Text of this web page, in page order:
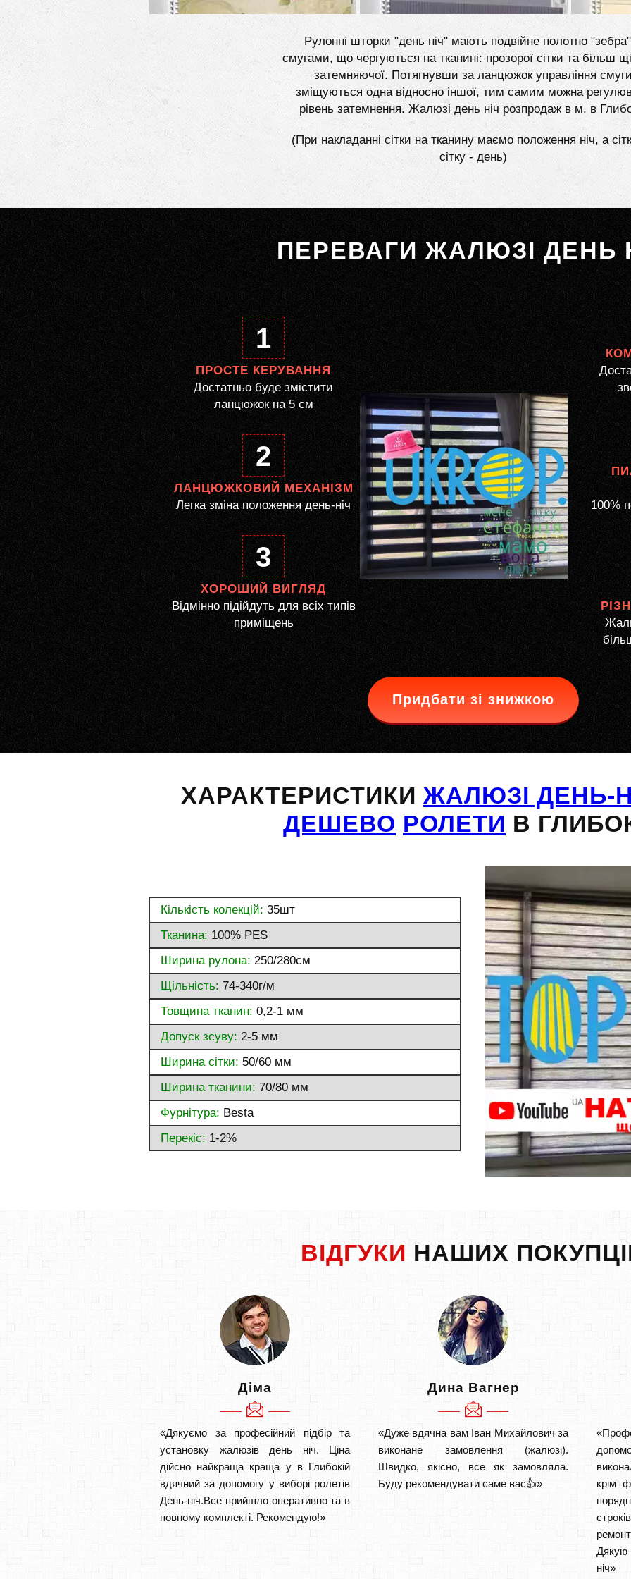
Рулонні шторки "день ніч" мають подвійне полотно "зебра"
смугами, що чергуються на тканині: прозорої сітки та більш
затемняючої. Потягнувши за ланцюжок управління
зміщуються одна відносно іншої, тим самим можна
рівень затемнення. Жалюзі день ніч розпродаж в м. в
(При накладанні сітки на тканину маємо положення ніч, а
сітку - день)
ПЕРЕВАГИ ЖАЛЮЗІ ДЕНЬ
1
ПРОСТЕ КЕРУВАННЯ
Достатньо буде змістити
ланцюжок на 5 см
2
ЛАНЦЮЖКОВИЙ МЕХАНІЗМ
Легка зміна положення день-ніч
3
ХОРОШИЙ ВИГЛЯД
Відмінно підійдуть для всіх типів
приміщень
100%
Придбати зі знижкою
ХАРАКТЕРИСТИКИ ЖАЛЮЗІ ДЕНЬ-
ДЕШЕВО РОЛЕТИ В
Кількість колекцій: 35шт
Тканина: 100% PES
Ширина рулона: 250/280см
Щільність: 74-340г/м
Товщина тканин: 0,2-1 мм
Допуск зсуву: 2-5 мм
Ширина сітки: 50/60 мм
Ширина тканини: 70/80 мм
Фурнітура: Besta
Перекіс: 1-2%
ВІДГУКИ НАШИХ
Діма
«Дякуємо за професійний підбір та
установку жалюзів день ніч. Ціна
дійсно найкраща краща у в Глибокій
вдячний за допомогу у виборі ролетів
День-ніч.Все прийшло оперативно та в
повному комплекті. Рекомендую!»
Дина Вагнер
«Дуже вдячна вам Іван Михайлович за
виконане замовлення (жалюзі).
Швидко, якісно, все як замовляла.
Буду рекомендувати саме вас👍»
крім
Дякую
ніч»